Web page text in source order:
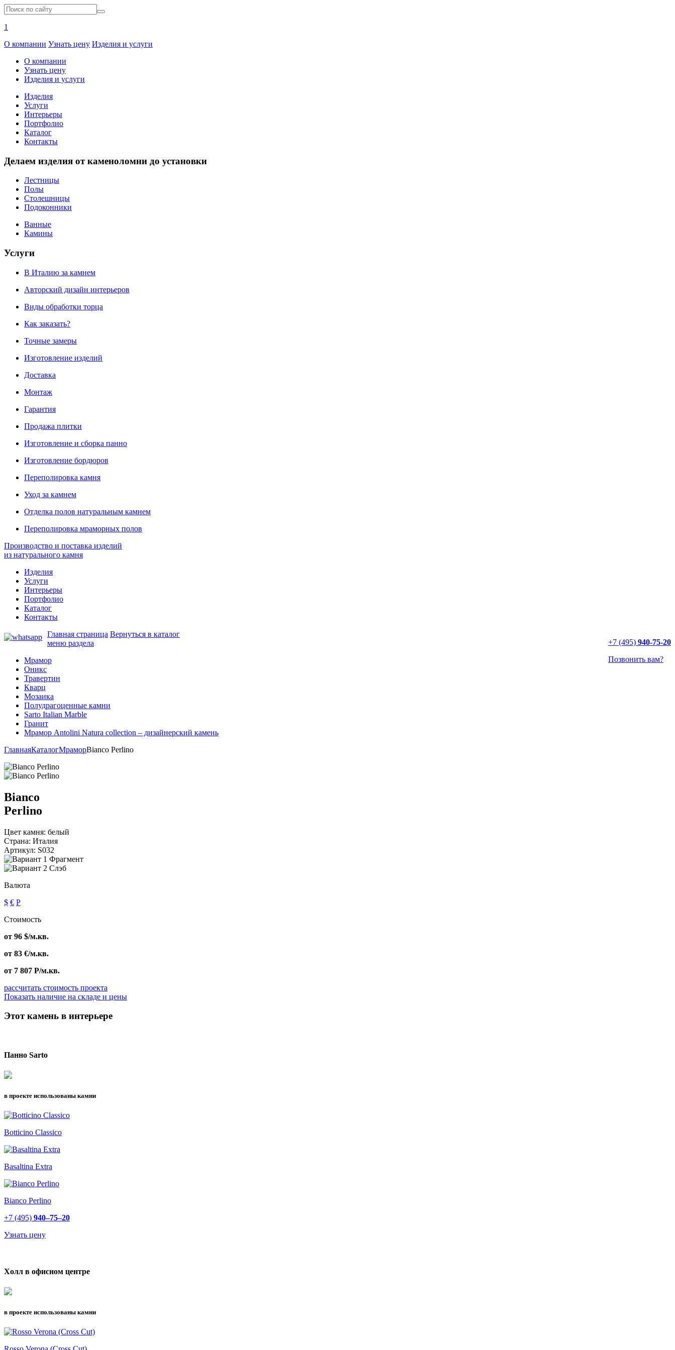
1
О компании Узнать цену Изделия и услуги
О компании
Узнать цену
Изделия и услуги
Изделия
Услуги
Интерьеры
Портфолио
Каталог
Контакты
Делаем изделия от каменоломни до установки
Лестницы
Полы
Столешницы
Подоконники
Ванные
Камины
Услуги
В Италию за камнем
Авторский дизайн интерьеров
Виды обработки торца
Как заказать?
Точные замеры
Изготовление изделий
Доставка
Монтаж
Гарантия
Продажа плитки
Изготовление и сборка панно
Изготовление бордюров
Переполировка камня
Уход за камнем
Отделка полов натуральным камнем
Переполировка мраморных полов
Производство и поставка изделий
из натурального камня
Изделия
Услуги
Интерьеры
Портфолио
Каталог
Контакты
+7 (495) 940-75-20
Позвонить вам?
Главная страница Вернуться в каталог
меню раздела
Мрамор
Оникс
Травертин
Кварц
Мозаика
Полудрагоценные камни
Sarto Italian Marble
Гранит
Мрамор Antolini Natura collection – дизайнерский камень
ГлавнаяКаталогМраморBianco Perlino
Bianco
Perlino
Цвет камня: белый
Страна: Италия
Артикул: S032
Фрагмент
Слэб
Валюта
$ € Р
Стоимость
от 96 $/м.кв.
от 83 €/м.кв.
от 7 807 Р/м.кв.
рассчитать стоимость проекта
Показать наличие на складе и цены
Этот камень в интерьере
Панно Sarto
в проекте использованы камни
Botticino Classico
Basaltina Extra
Bianco Perlino
+7 (495) 940–75–20
Узнать цену
Холл в офисном центре
в проекте использованы камни